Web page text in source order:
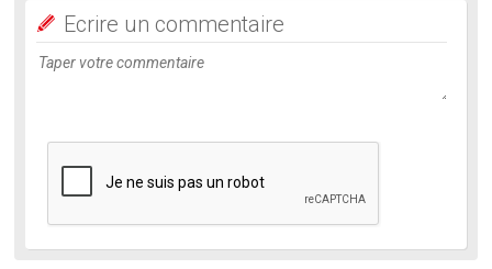
Ecrire un commentaire